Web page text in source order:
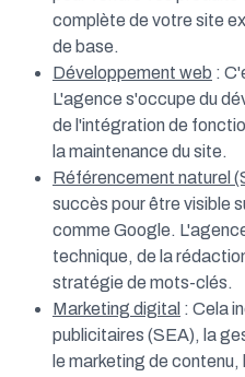
complète de votre site
de base.
Développement web :
L'agence s'occupe du
de l'intégration de
la maintenance du site.
Référencement naturel
succès pour être visible
comme Google.
technique, de la
stratégie de mots-clés.
Marketing digital : Cela
publicitaires (SEA), la
le marketing de